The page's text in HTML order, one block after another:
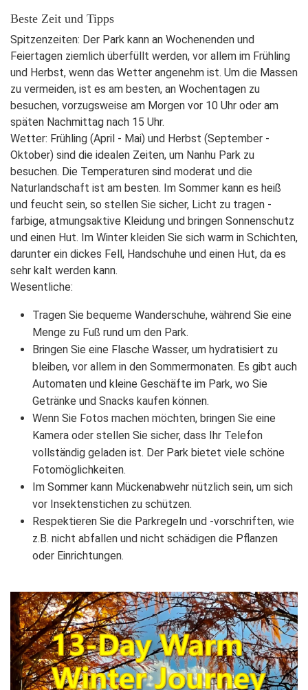
Beste Zeit und Tipps
Spitzenzeiten: Der Park kann an Wochenenden und
Feiertagen ziemlich überfüllt werden, vor allem im Frühling
und Herbst, wenn das Wetter angenehm ist. Um die Massen
zu vermeiden, ist es am besten, an Wochentagen zu
besuchen, vorzugsweise am Morgen vor 10 Uhr oder am
späten Nachmittag nach 15 Uhr.
Wetter: Frühling (April - Mai) und Herbst (September -
Oktober) sind die idealen Zeiten, um Nanhu Park zu
besuchen. Die Temperaturen sind moderat und die
Naturlandschaft ist am besten. Im Sommer kann es heiß
und feucht sein, so stellen Sie sicher, Licht zu tragen -
farbige, atmungsaktive Kleidung und bringen Sonnenschutz
und einen Hut. Im Winter kleiden Sie sich warm in Schichten,
darunter ein dickes Fell, Handschuhe und einen Hut, da es
sehr kalt werden kann.
Wesentliche:
Tragen Sie bequeme Wanderschuhe, während Sie eine
Menge zu Fuß rund um den Park.
Bringen Sie eine Flasche Wasser, um hydratisiert zu
bleiben, vor allem in den Sommermonaten. Es gibt auch
Automaten und kleine Geschäfte im Park, wo Sie
Getränke und Snacks kaufen können.
Wenn Sie Fotos machen möchten, bringen Sie eine
Kamera oder stellen Sie sicher, dass Ihr Telefon
vollständig geladen ist. Der Park bietet viele schöne
Fotomöglichkeiten.
Im Sommer kann Mückenabwehr nützlich sein, um sich
vor Insektenstichen zu schützen.
Respektieren Sie die Parkregeln und -vorschriften, wie
z.B. nicht abfallen und nicht schädigen die Pflanzen
oder Einrichtungen.